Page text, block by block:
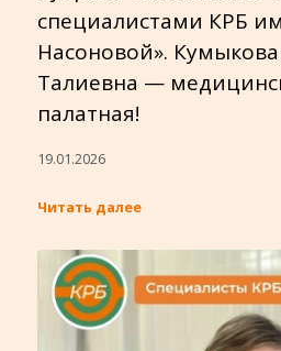
специалистами КРБ
Насоновой».
Талиевна —
палатная!
19.01.2026
Читать далее